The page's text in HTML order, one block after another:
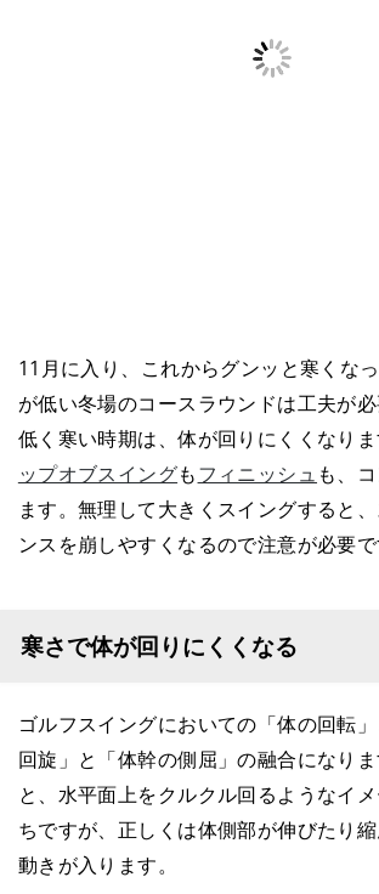
11月に入り、これからグンッと寒くな
が低い冬場のコースラウンドは工夫が
低く寒い時期は、体が回りにくくなりま
ップオブスイングもフィニッシュ も、
ます。無理して大きくスイングすると
ンスを崩しやすくなるので注意が必要で
寒さで体が回りにくくなる
ゴルフスイングにおいての「体の回転
回旋」と「体幹の側屈」の融合になり
と、水平面上をクルクル回るようなイ
ちですが、正しくは体側部が伸びたり
動きが入ります。